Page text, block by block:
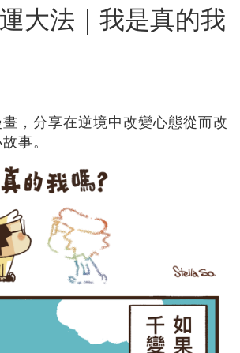
大法｜我是真的我
，分享在逆境中改變心態從而改
事。